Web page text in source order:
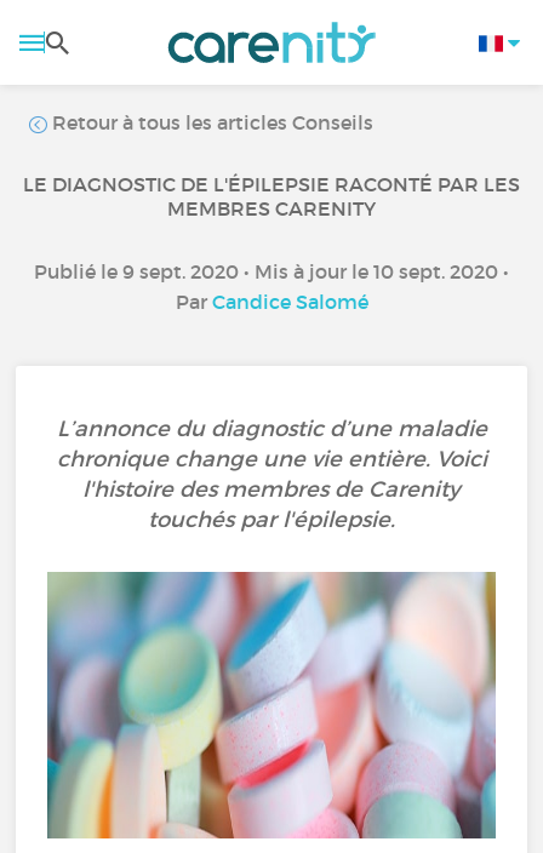
Retour à tous les articles Conseils
LE DIAGNOSTIC DE L'ÉPILEPSIE RACONTÉ PAR LES
MEMBRES CARENITY
Publié le 9 sept. 2020 • Mis à jour le 10 sept. 2020 •
Par Candice Salomé
L’annonce du diagnostic d’une maladie
chronique change une vie entière. Voici
l'histoire des membres de Carenity
touchés par l'épilepsie.